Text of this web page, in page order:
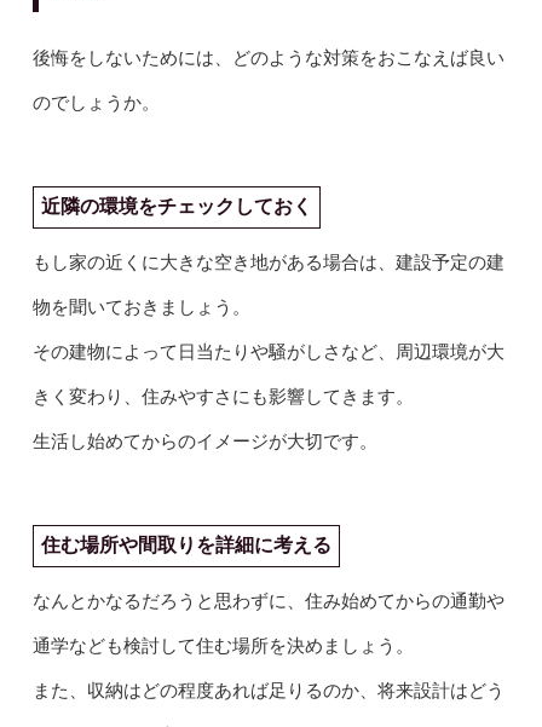
後悔をしないためには、どのような対策をおこなえば良い
のでしょうか。
近隣の環境をチェックしておく
もし家の近くに大きな空き地がある場合は、建設予定の建
物を聞いておきましょう。
その建物によって日当たりや騒がしさなど、周辺環境が大
きく変わり、住みやすさにも影響してきます。
生活し始めてからのイメージが大切です。
住む場所や間取りを詳細に考える
なんとかなるだろうと思わずに、住み始めてからの通勤や
通学なども検討して住む場所を決めましょう。
また、収納はどの程度あれば足りるのか、将来設計はどう